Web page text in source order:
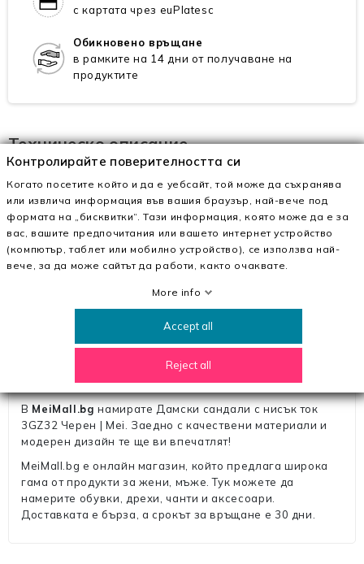
с картата чрез euPlatesc
Обикновено връщане
в рамките на 14 дни от получаване на
продуктите
Техническо описание
Външен материал
други материали
Интериорен Материал други материали
В MeiMall.bg намирате Дамски сандали с нисък ток
3GZ32 Черен | Mei. Заедно с качествени материали и
модерен дизайн те ще ви впечатлят!
MeiMall.bg е онлайн магазин, който предлага широка
гама от продукти за жени, мъже. Тук можете да
намерите обувки, дрехи, чанти и аксесоари.
Доставката е бърза, а срокът за връщане е 30 дни.
Контролирайте поверителността си
Когато посетите който и да е уебсайт, той може да съхранява
или извлича информация във вашия браузър, най-вече под
формата на „бисквитки“. Тази информация, която може да е за
вас, вашите предпочитания или вашето интернет устройство
(компютър, таблет или мобилно устройство), се използва най-
вече, за да може сайтът да работи, както очаквате.
More info
Accept all
Reject all